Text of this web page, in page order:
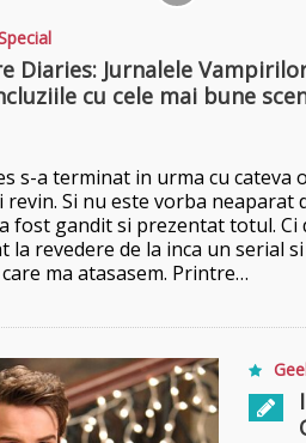
Diaries: Jurnalele
cu cele mai bune
s-a terminat in urma cu cateva
revin. Si nu este vorba neaparat
fost gandit si prezentat totul. Ci
la revedere de la inca un serial si
ma atasasem. Printre…